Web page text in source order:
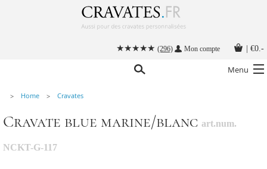
(296) Mon compte €0.-
Menu
Nos accessoires hommes
Cravate personnalisée
Home Cravates
Cravate blue marine/blanc art.num.
NCKT-G-117